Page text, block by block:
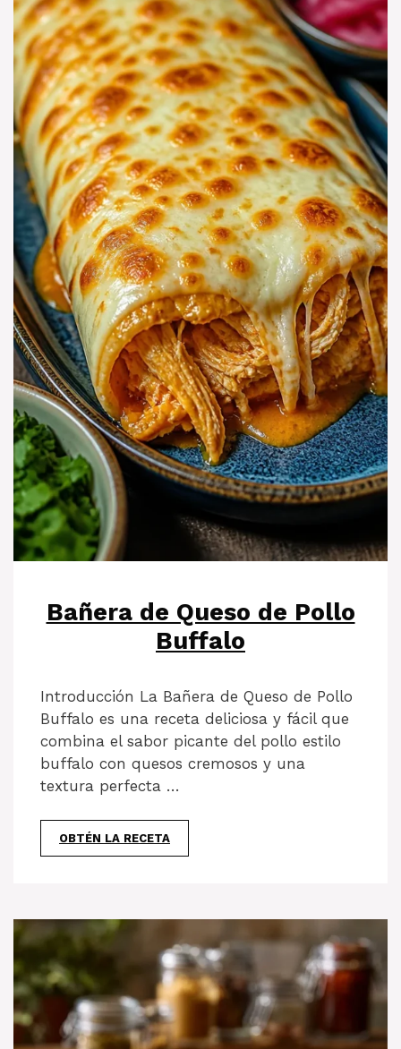
Bañera de Queso de Pollo
Buffalo
Introducción La Bañera de Queso de Pollo
Buffalo es una receta deliciosa y fácil que
combina el sabor picante del pollo estilo
buffalo con quesos cremosos y una
textura perfecta …
OBTÉN LA RECETA